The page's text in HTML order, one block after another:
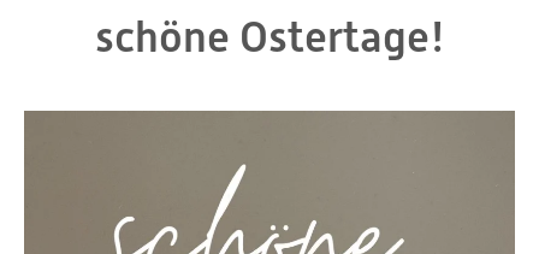
schöne Ostertage!